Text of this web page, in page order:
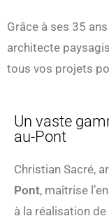
Grâce à ses 35
architecte
tous vos projets
Un vaste
au-Pont
Christian Sacré,
Pont, maîtrise
à la réalisation de